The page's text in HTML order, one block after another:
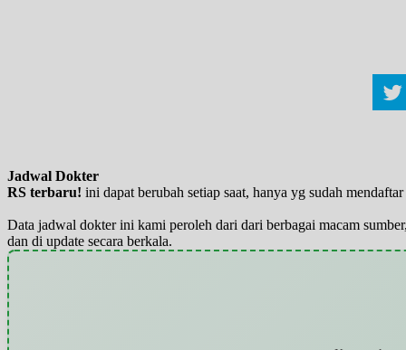
Jadwal Dokter
RS terbaru! ini dapat berubah setiap saat, hanya yg sudah
Data jadwal dokter ini kami peroleh dari dari berbagai macam
dan di update secara berkala.